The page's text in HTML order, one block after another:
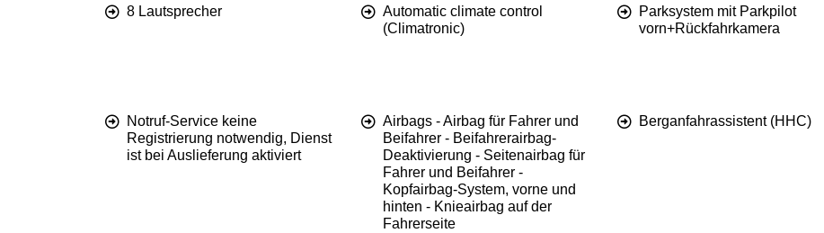
8 Lautsprecher
Automatic climate control
(Climatronic)
Parksystem mit Parkpilot
vorn+Rückfahrkamera
Notruf-Service keine
Registrierung notwendig, Dienst
ist bei Auslieferung aktiviert
Airbags - Airbag für Fahrer und
Beifahrer - Beifahrerairbag-
Deaktivierung - Seitenairbag für
Fahrer und Beifahrer -
Kopfairbag-System, vorne und
hinten - Knieairbag auf der
Fahrerseite
Berganfahrassistent (HHC)